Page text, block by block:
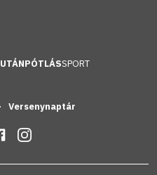
UTÁNPÓTLÁSSPORT
Versenynaptár